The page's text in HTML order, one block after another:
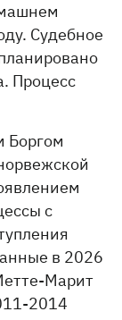
Судебное
Процесс
Боргом
с
в 2026
Марит
2014